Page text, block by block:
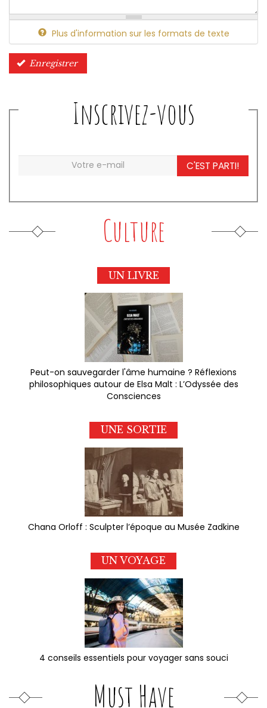
Plus d'information sur les formats de texte
Enregistrer
Inscrivez-vous
C'EST PARTI!
Culture
UN LIVRE
Peut-on sauvegarder l'âme humaine ? Réflexions
philosophiques autour de Elsa Malt : L’Odyssée des
Consciences
UNE SORTIE
Chana Orloff : Sculpter l’époque au Musée Zadkine
UN VOYAGE
4 conseils essentiels pour voyager sans souci
Must Have